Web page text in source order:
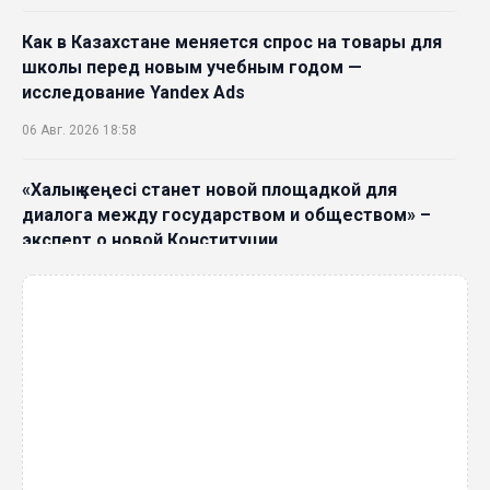
Как в Казахстане меняется спрос на товары для
школы перед новым учебным годом —
исследование Yandex Ads
06 Авг. 2026 18:58
«Халық кеңесі станет новой площадкой для
диалога между государством и обществом» –
эксперт о новой Конституции
06 Авг. 2026 15:51
Главное значение новой Конституции –
приблизить государство к человеку –Жанара
Джигитекова
05 Авг. 2026 16:08
Общественные наблюдатели «ДАУЫС»